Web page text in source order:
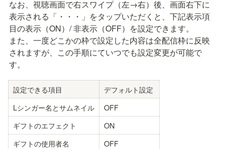
なお、視聴画面で右スワイプ（左→右）後、画面右下に
表示される「・・・」をタップいただくと、下記表示項
目の表示（ON）/ 非表示（OFF）を設定できます。
また、一度どこかの枠で設定した内容は全配信枠に反映
されますが、この手順にていつでも設定変更が可能で
す。
設定できる項目
デフォルト設定
Lシンガー名とサムネイル
OFF
ギフトのエフェクト
ON
ギフトの使用者名
OFF